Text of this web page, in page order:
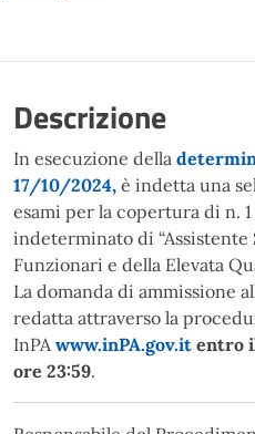
Descrizione
In esecuzione della
17/10/2024, è indetta una
esami per la copertura di n.
indeterminato di “Assistente
Funzionari e della Elevata
La domanda di ammissione
redatta attraverso la
InPAwww.inPA.gov.it entro
ore 23:59.